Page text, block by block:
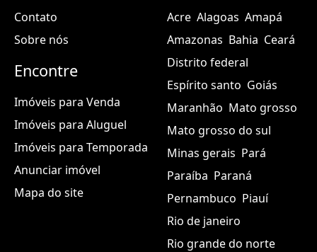
Contato
Sobre nós
Encontre
Imóveis para Venda
Imóveis para Aluguel
Imóveis para Temporada
Anunciar imóvel
Mapa do site
Acre Alagoas Amapá
Amazonas Bahia Ceará
Distrito federal
Espírito santo Goiás
Maranhão Mato grosso
Mato grosso do sul
Minas gerais Pará
Paraíba Paraná
Pernambuco Piauí
Rio de janeiro
Rio grande do norte